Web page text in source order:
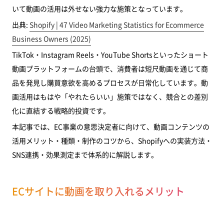
SNSプラットフォームとの連携戦略
TikTok Shop との連携
Instagram ショッピングとの連携
YouTube との連携
動画コンテンツの効果測定と改善
計測すべき主なKPI
動画あり・なしのA/Bテスト
PDCAの回し方
まとめ
いて動画の活用は外せない強力な施策となっています。
出典: Shopify | 47 Video Marketing Statistics for Ecommerce
Business Owners (2025)
TikTok・Instagram Reels・YouTube Shortsといったショート
動画プラットフォームの台頭で、消費者は短尺動画を通じて商
品を発見し購買意欲を高めるプロセスが日常化しています。動
画活用はもはや「やれたらいい」施策ではなく、競合との差別
化に直結する戦略的投資です。
本記事では、EC事業の意思決定者に向けて、動画コンテンツの
活用メリット・種類・制作のコツから、Shopifyへの実装方法・
SNS連携・効果測定まで体系的に解説します。
ECサイトに動画を取り入れるメリット